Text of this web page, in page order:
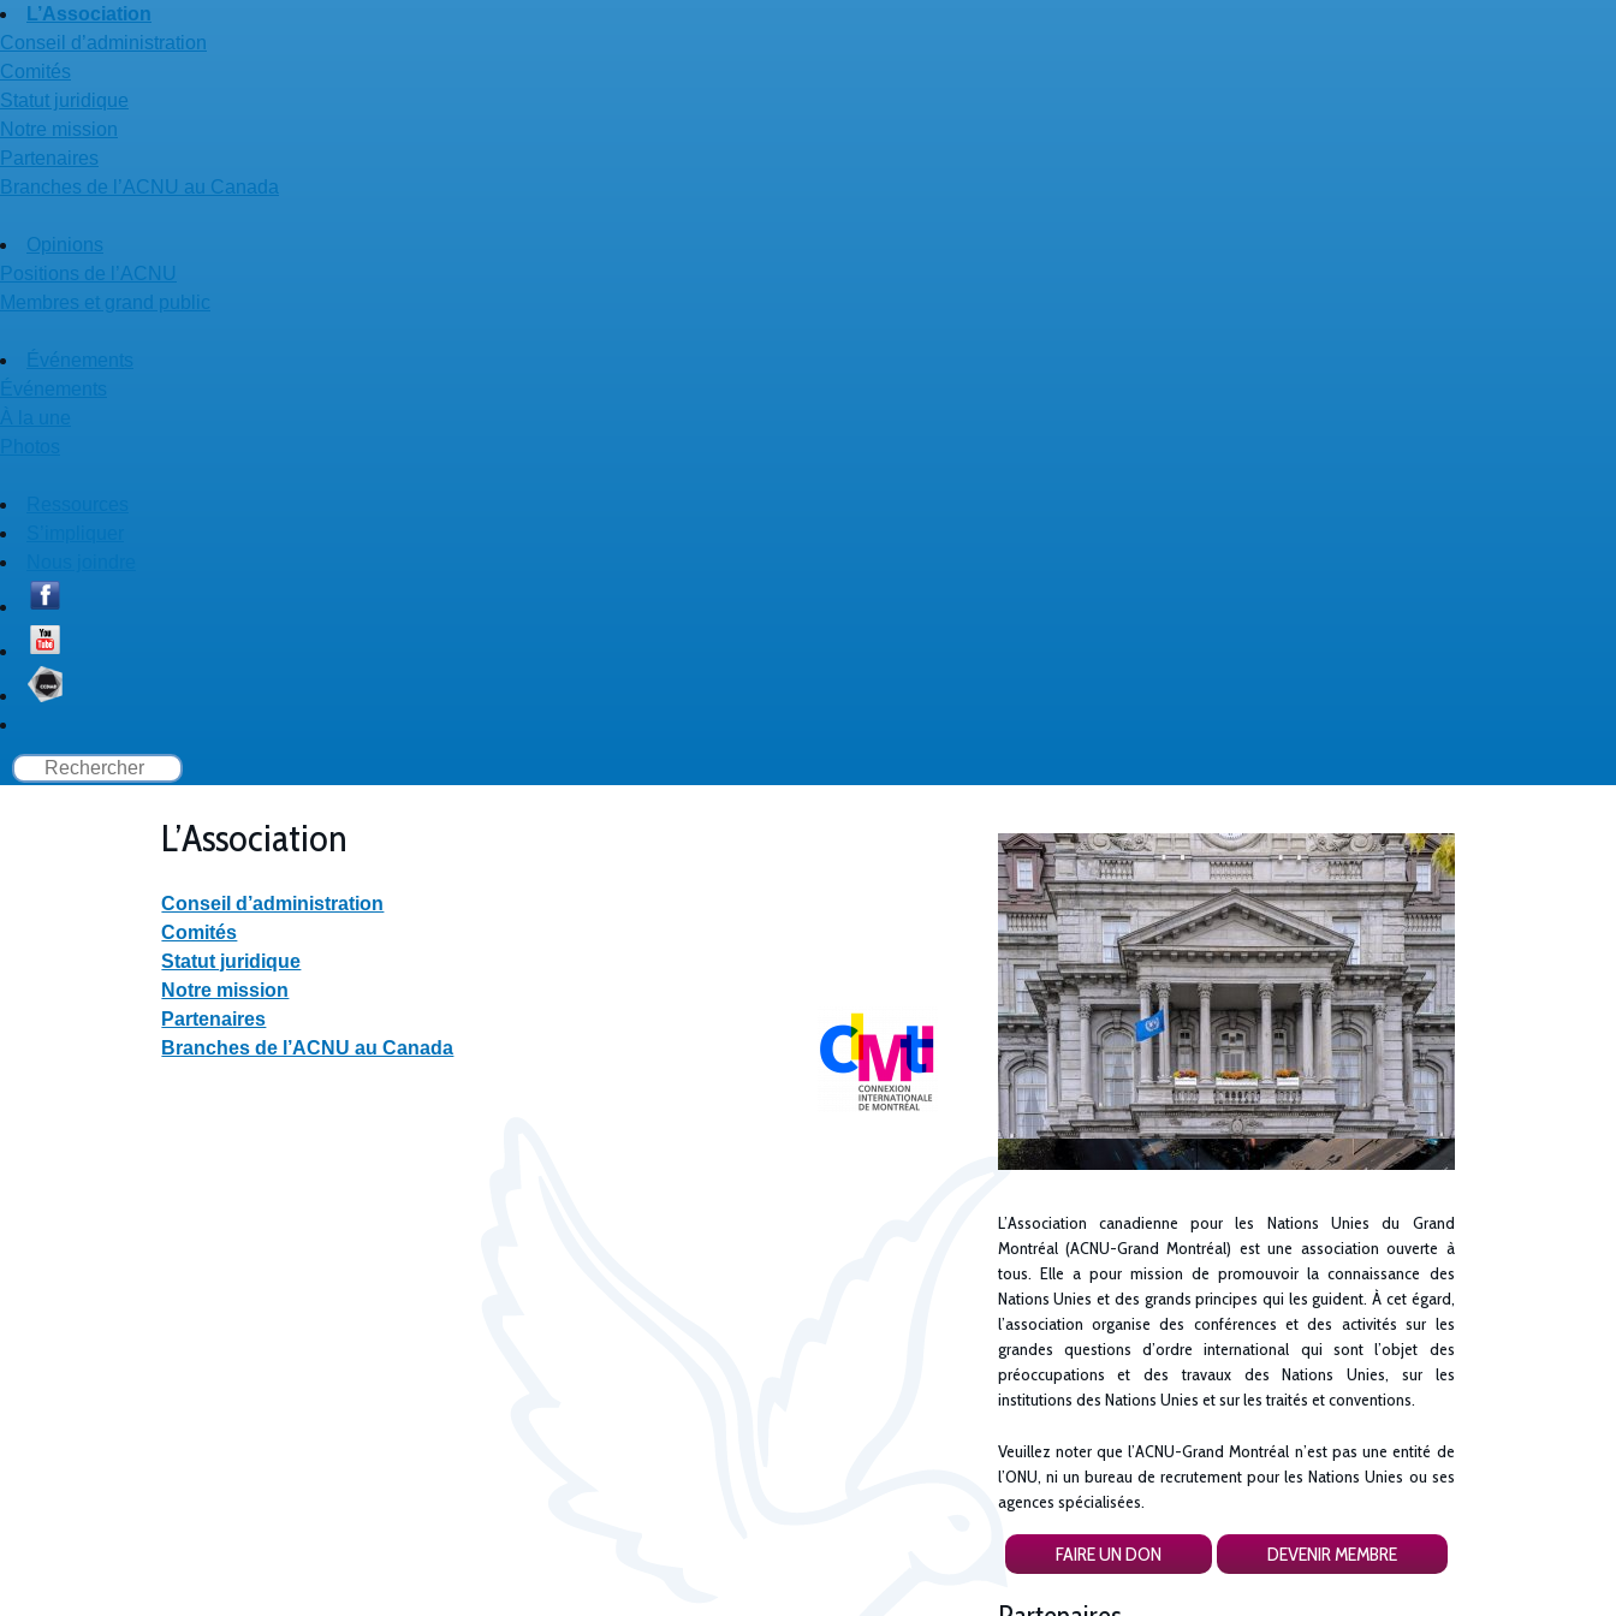
L’Association
Conseil d’administration
Comités
Statut juridique
Notre mission
Partenaires
Branches de l’ACNU au Canada
Opinions
Positions de l’ACNU
Membres et grand public
Événements
Événements
À la une
L’Association
Conseil d’administration
Comités
Statut juridique
Notre mission
Partenaires
Branches de l’ACNU au Canada
L’Association canadienne pour les Nations Unies du Grand
Montréal (ACNU-Grand Montréal) est une association ouverte à
tous. Elle a pour mission de promouvoir la connaissance des
Nations Unies et des grands principes qui les guident. À cet égard,
l’association organise des conférences et des activités sur les
grandes questions d’ordre international qui sont l’objet des
préoccupations et des travaux des Nations Unies, sur les
institutions des Nations Unies et sur les traités et conventions.
Veuillez noter que l’ACNU-Grand Montréal n’est pas une entité de
l’ONU, ni un bureau de recrutement pour les Nations Unies ou ses
agences spécialisées.
FAIRE UN DON DEVENIR MEMBRE